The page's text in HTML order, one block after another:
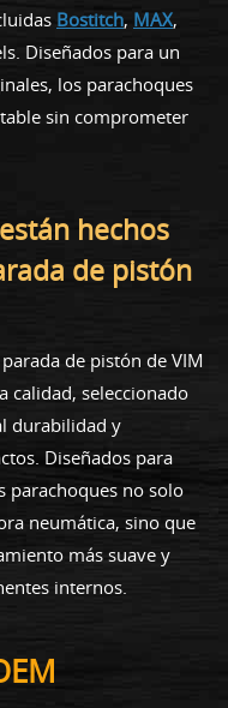
Bostitch, MAX,
Diseñados para un
los parachoques
sin comprometer
hechos
de pistón
de pistón de VIM
calidad, seleccionado
durabilidad y
Diseñados para
parachoques no solo
neumática, sino que
más suave y
internos.